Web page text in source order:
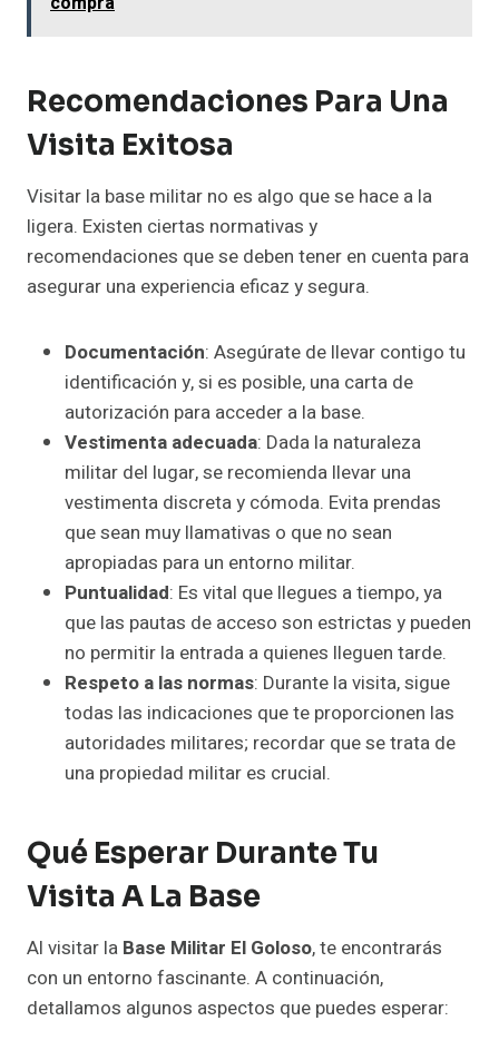
Recomendaciones Para Una
Visita Exitosa
Visitar la base militar no es algo que se hace a la
ligera. Existen ciertas normativas y
recomendaciones que se deben tener en cuenta para
asegurar una experiencia eficaz y segura.
Documentación: Asegúrate de llevar contigo tu
identificación y, si es posible, una carta de
autorización para acceder a la base.
Vestimenta adecuada: Dada la naturaleza
militar del lugar, se recomienda llevar una
vestimenta discreta y cómoda. Evita prendas
que sean muy llamativas o que no sean
apropiadas para un entorno militar.
Puntualidad: Es vital que llegues a tiempo, ya
que las pautas de acceso son estrictas y pueden
no permitir la entrada a quienes lleguen tarde.
Respeto a las normas: Durante la visita, sigue
todas las indicaciones que te proporcionen las
autoridades militares; recordar que se trata de
una propiedad militar es crucial.
Qué Esperar Durante Tu
Visita A La Base
Al visitar la Base Militar El Goloso, te encontrarás
con un entorno fascinante. A continuación,
detallamos algunos aspectos que puedes esperar: